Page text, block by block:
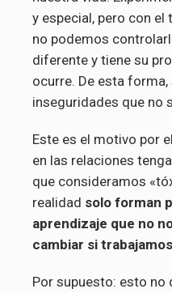
y especial, pero con
no podemos
diferente y tiene su
ocurre. De esta
inseguridades que no
Este es el motivo por
en las relaciones
que consideramos
realidad solo forman
aprendizaje que no
cambiar si
Por supuesto: esto no